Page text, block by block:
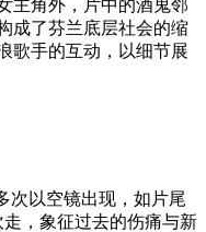
主角外，片中的酒鬼邻
成了芬兰底层社会的缩
歌手的互动，以细节展
次以空镜出现，如片尾
，象征过去的伤痛与新